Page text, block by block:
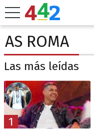
AS ROMA
Las más leídas
1